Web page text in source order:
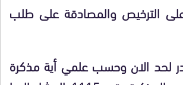
الترخيص والمصادقة على طلب
لحد الان وحسب علمي أية مذكرة